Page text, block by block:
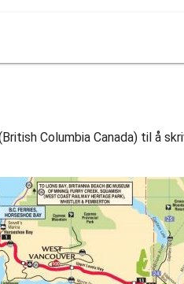
Columbia Canada) til å